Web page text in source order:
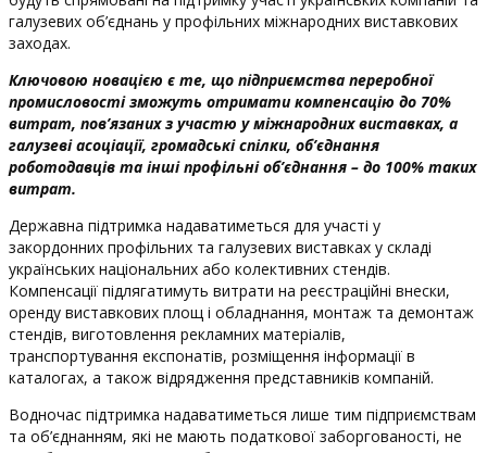
галузевих об’єднань у профільних міжнародних виставкових
заходах.
Ключовою новацією є те, що підприємства переробної
промисловості зможуть отримати компенсацію до 70%
витрат, пов’язаних з участю у міжнародних виставках, а
галузеві асоціації, громадські спілки, об’єднання
роботодавців та інші профільні об’єднання – до 100% таких
витрат.
Державна підтримка надаватиметься для участі у
закордонних профільних та галузевих виставках у складі
українських національних або колективних стендів.
Компенсації підлягатимуть витрати на реєстраційні внески,
оренду виставкових площ і обладнання, монтаж та демонтаж
стендів, виготовлення рекламних матеріалів,
транспортування експонатів, розміщення інформації в
каталогах, а також відрядження представників компаній.
Водночас підтримка надаватиметься лише тим підприємствам
та об’єднанням, які не мають податкової заборгованості, не